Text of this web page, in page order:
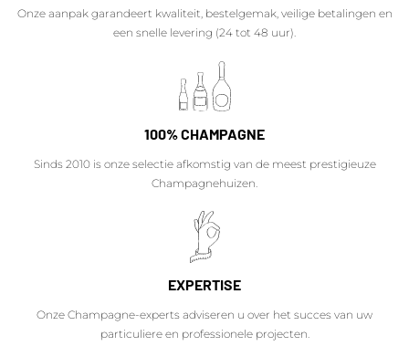
Onze aanpak garandeert kwaliteit, bestelgemak, veilige betalingen en
een snelle levering (24 tot 48 uur).
100% CHAMPAGNE
Sinds 2010 is onze selectie afkomstig van de meest prestigieuze
Champagnehuizen.
EXPERTISE
Onze Champagne-experts adviseren u over het succes van uw
particuliere en professionele projecten.